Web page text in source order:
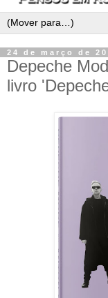
24 de março de
Depeche
livro